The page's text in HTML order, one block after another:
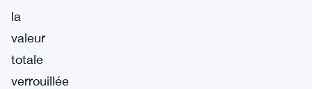
la
valeur
totale
verrouillée